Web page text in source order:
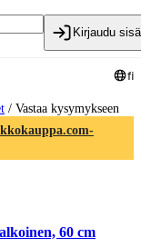
Kirjaudu
fi
/ Vastaa kysymykseen
60 cm